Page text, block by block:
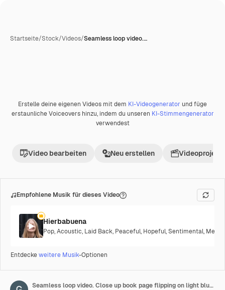
Startseite/Stock/Videos/Seamless loop video.…
Premium
Erstelle deine eigenen Videos mit dem KI-Videogenerator und füge
erstaunliche Voiceovers hinzu, indem du unseren KI-Stimmengenerator
verwendest
Video bearbeiten Neu erstellen Videoprojekt
Empfohlene Musik für dieses Video
Hierbabuena
Pop,Acoustic, Laid Back, Peaceful, Hopeful,Sentimental,
Entdeckeweitere Musik-Optionen
Seamless loop video. Close up book page flipping on light blue background. Concept of stationery, books, back to school, school themes, simple background, poster, book festival, university